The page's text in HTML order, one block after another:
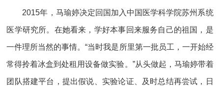
2015年，马瑜婷决定回国加入中国医学科学院苏州系统
医学研究所。在她看来，学好本事回来服务自己的祖国，是
一件理所当然的事情。“当时我是所里第一批员工，一开始经
常得拎着冰盒到处租用设备做实验。”从头做起，马瑜婷带着
团队搭建平台，提出假说、实验论证、及时总结再尝试，日